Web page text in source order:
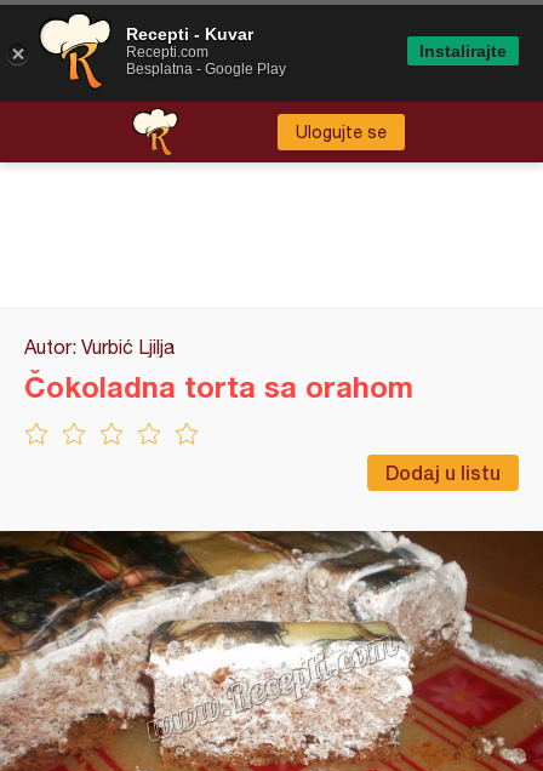
Ulogujte se
Autor: Vurbić Ljilja
Dodaj u listu
Čokoladna torta sa orahom
Recepti - Kuvar
Recepti.com
Besplatna - Google Play
Instalirajte